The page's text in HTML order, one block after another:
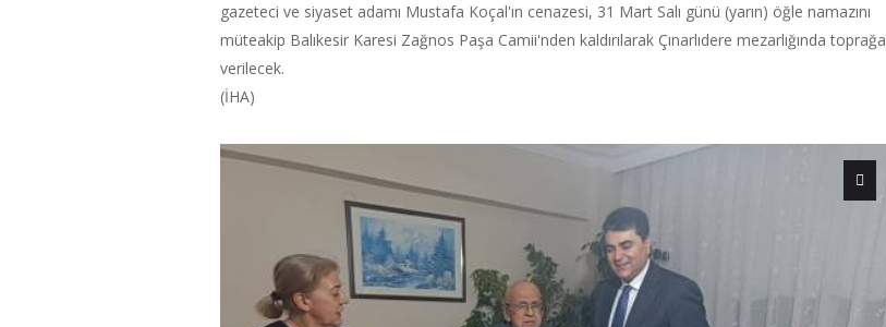
gazeteci ve siyaset adamı Mustafa Koçal'ın cenazesi, 31 Mart Salı günü (yarın) öğle namazını
müteakip Balıkesir Karesi Zağnos Paşa Camii'nden kaldırılarak Çınarlıdere mezarlığında toprağa
verilecek.
(İHA)